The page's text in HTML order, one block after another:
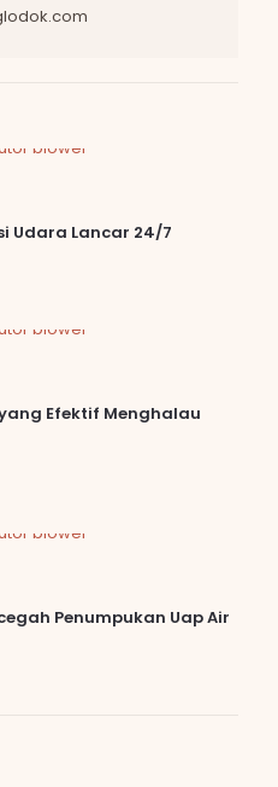
Udara Lancar 24/7
Efektif Menghalau
Penumpukan Uap Air